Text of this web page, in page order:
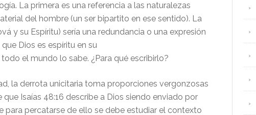
La primera es una referencia a las naturalezas
del hombre (un ser bipartito en ese sentido). La
y su Espíritu) sería una redundancia o una expresión
Dios es espíritu en su
todo el mundo lo sabe. ¿Para qué escribirlo?
la derrota unicitaria toma proporciones vergonzosas
que Isaías 48:16 describe a Dios siendo enviado por
para percatarse de ello se debe estudiar el contexto